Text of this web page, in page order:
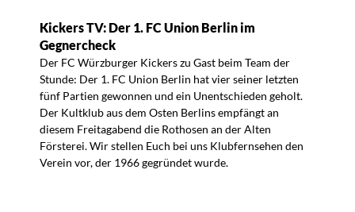
Kickers TV: Der 1. FC Union Berlin im
Gegnercheck
Der FC Würzburger Kickers zu Gast beim Team der
Stunde: Der 1. FC Union Berlin hat vier seiner letzten
fünf Partien gewonnen und ein Unentschieden geholt.
Der Kultklub aus dem Osten Berlins empfängt an
diesem Freitagabend die Rothosen an der Alten
Försterei. Wir stellen Euch bei uns Klubfernsehen den
Verein vor, der 1966 gegründet wurde.